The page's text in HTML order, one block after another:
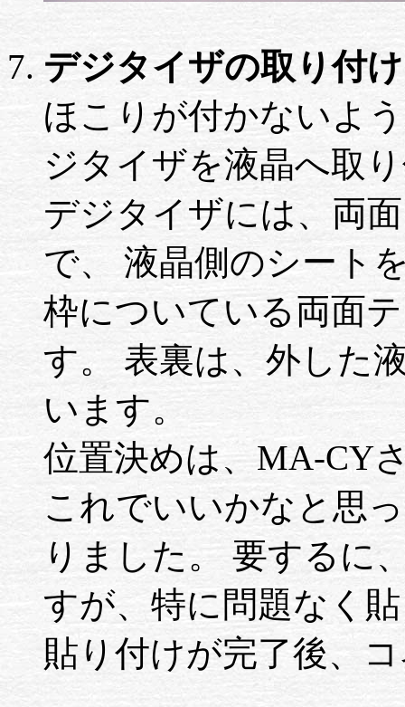
デジタイザの取り付け
ほこりが付かないよ
ジタイザを液晶へ取
デジタイザには、両
で、 液晶側のシート
枠についている両面
す。 表裏は、外した
います。
位置決めは、MA-CY
これでいいかなと思
りました。 要するに
すが、特に問題なく
貼り付けが完了後、